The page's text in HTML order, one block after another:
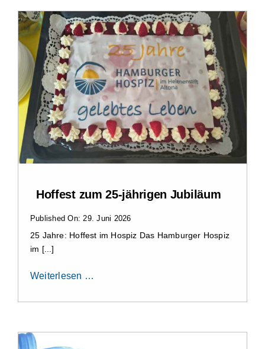
Zu Gast im Hospiz
Ambulanter Hospizberatungsdienst
Trauerarbeit
Engagement
Stiftung Hamburger Hospiz
Hoffest zum 25-jährigen Jubiläum
Published On: 29. Juni 2026
25 Jahre: Hoffest im Hospiz Das Hamburger Hospiz
im [...]
Weiterlesen …